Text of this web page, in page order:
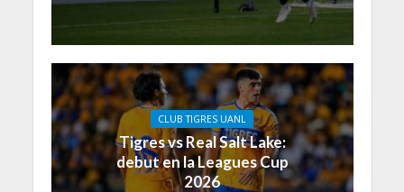
CLUB TIGRES UANL
Tigres vs Real Salt Lake:
debut en la Leagues Cup
2026